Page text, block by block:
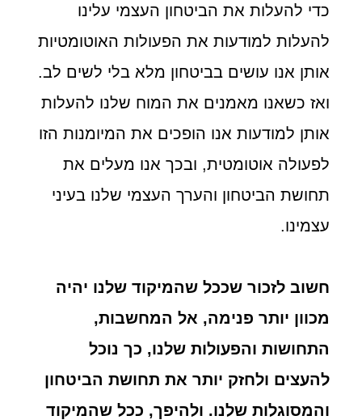
כדי להעלות את הביטחון העצמי עלינו
להעלות למודעות את הפעולות האוטומטיות
אותן אנו עושים בביטחון מלא בלי לשים לב.
ואז כשאנו מאמנים את המוח שלנו להעלות
אותן למודעות אנו הופכים את המיומנות הזו
לפעולה אוטומטית, ובכך אנו מעלים את
תחושת הביטחון והערך העצמי שלנו בעיני
עצמינו.
חשוב לזכור שככל שהמיקוד שלנו יהיה
מכוון יותר פנימה, אל המחשבות,
התחושות והפעולות שלנו, כך נוכל
להעצים ולחזק יותר את תחושת הביטחון
והמסוגלות שלנו. ולהיפך, ככל שהמיקוד